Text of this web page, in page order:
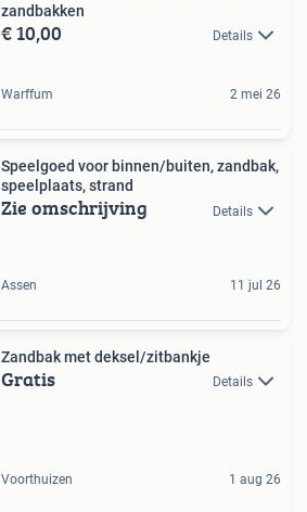
zandbakken
€ 10,00 Details
Warffum 2 mei 26
Speelgoed voor binnen/buiten, zandbak,
speelplaats, strand
Zie omschrijving Details
Assen 11 jul 26
Zandbak met deksel/zitbankje
Gratis Details
Voorthuizen 1 aug 26